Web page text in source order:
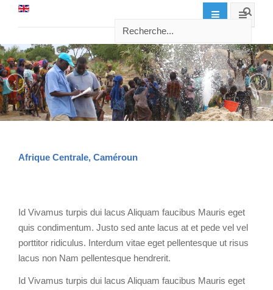
Afrique Centrale, Caméroun
Id Vivamus turpis dui lacus Aliquam faucibus Mauris eget
quis condimentum. Justo sed ante lacus at et pede vel vel
porttitor ridiculus. Interdum vitae eget pellentesque ut risus
lacus non Nam pellentesque hendrerit.
Id Vivamus turpis dui lacus Aliquam faucibus Mauris eget